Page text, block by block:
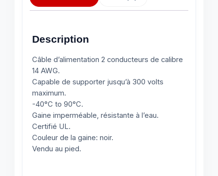
Description
Câble d’alimentation 2 conducteurs de calibre
14 AWG.
Capable de supporter jusqu’à 300 volts
maximum.
-40°C to 90°C.
Gaine imperméable, résistante à l’eau.
Certifié UL.
Couleur de la gaine: noir.
Vendu au pied.